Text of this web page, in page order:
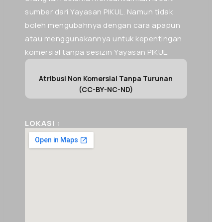
sumber dari Yayasan PIKUL. Namun tidak
boleh mengubahnya dengan cara apapun
atau menggunakannya untuk kepentingan
komersial tanpa sesizin Yayasan PIKUL.
Atribusi Non Komersial Tanpa Turunan
(CC-BY-NC-ND)
LOKASI :